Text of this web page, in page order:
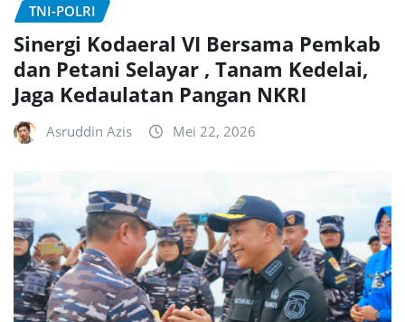
TNI-POLRI
Sinergi Kodaeral VI Bersama Pemkab
dan Petani Selayar , Tanam Kedelai,
Jaga Kedaulatan Pangan NKRI
Asruddin Azis Mei 22, 2026